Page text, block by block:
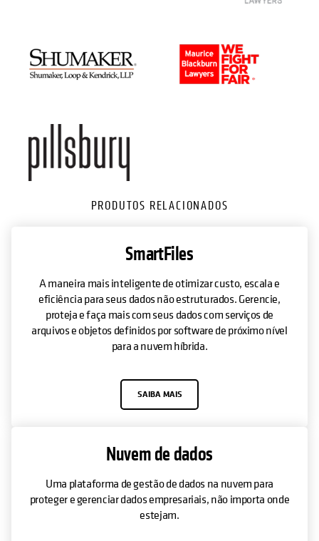
PRODUTOS RELACIONADOS
SmartFiles
A maneira mais inteligente de otimizar custo, escala e
eficiência para seus dados não estruturados. Gerencie,
proteja e faça mais com seus dados com serviços de
arquivos e objetos definidos por software de próximo nível
para a nuvem híbrida.
SAIBA MAIS
Nuvem de dados
Uma plataforma de gestão de dados na nuvem para
proteger e gerenciar dados empresariais, não importa onde
estejam.